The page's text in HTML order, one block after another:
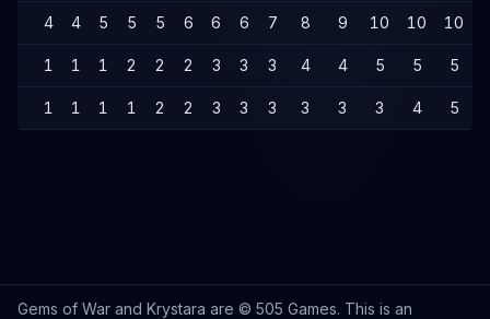
4 4 5 5 5 6 6 6 7 8 9 10 10 10
1 1 1 2 2 2 3 3 3 4 4 5 5 5
1 1 1 1 2 2 3 3 3 3 3 3 4 5
Gems of War and Krystara are © 505 Games. This is an